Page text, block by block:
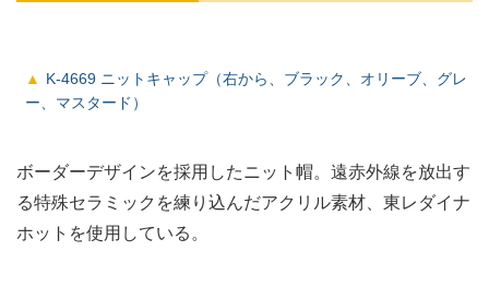
K-4669 ニットキャップ（右から、ブラック、オリーブ、グレ
ー、マスタード）
ボーダーデザインを採用したニット帽。遠赤外線を放出す
る特殊セラミックを練り込んだアクリル素材、東レダイナ
ホットを使用している。